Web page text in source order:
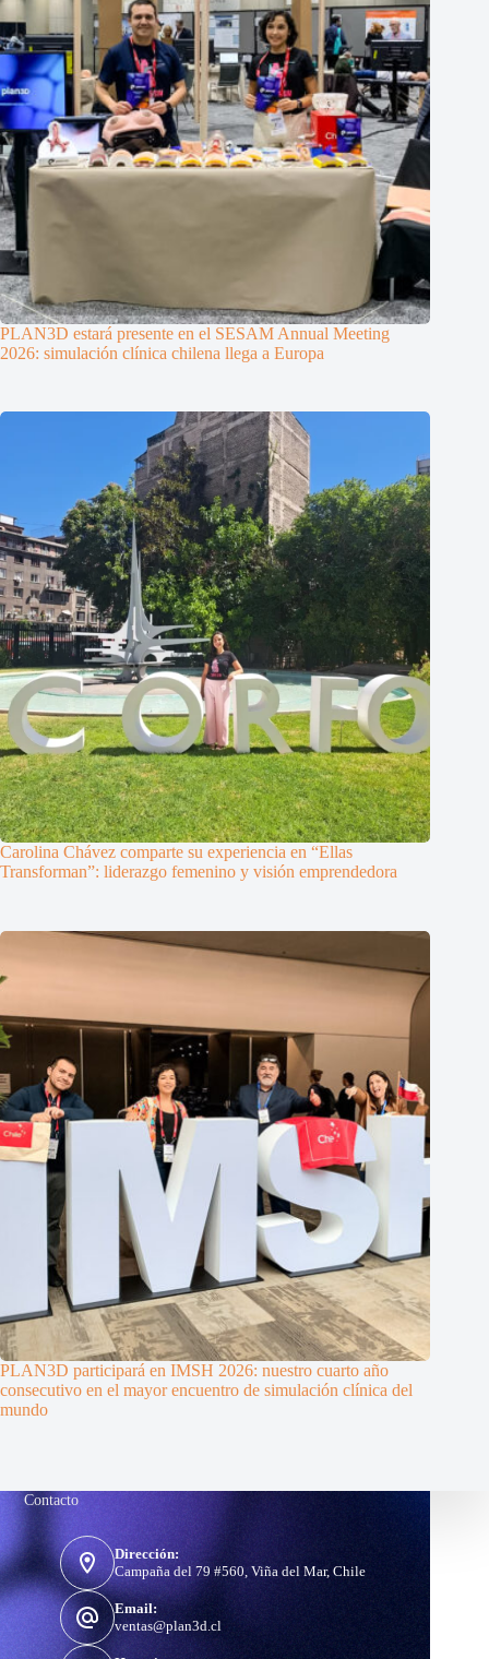
PLAN3D estará presente en el SESAM Annual Meeting
2026: simulación clínica chilena llega a Europa
Carolina Chávez comparte su experiencia en “Ellas
Transforman”: liderazgo femenino y visión emprendedora
PLAN3D participará en IMSH 2026: nuestro cuarto año
consecutivo en el mayor encuentro de simulación clínica del
mundo
Contacto
Dirección:
Campaña del 79 #560, Viña del Mar, Chile
Email:
ventas@plan3d.cl